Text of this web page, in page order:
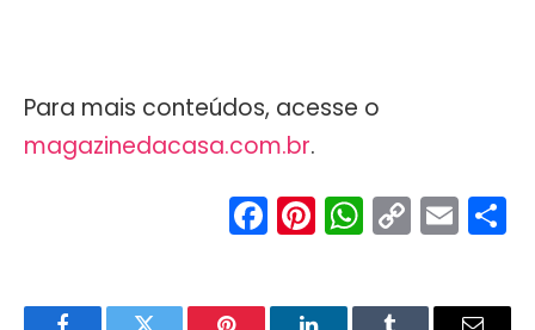
Para mais conteúdos, acesse o
magazinedacasa.com.br.
Facebook
Pinterest
Copy